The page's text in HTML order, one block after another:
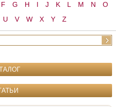
F G H I J K L M N
O
U V W X Y Z